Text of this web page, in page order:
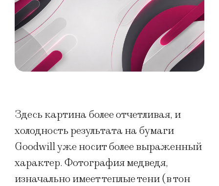
Здесь картина более отчетливая, и
холодность результата на бумаги
Goodwill уже носит более выраженный
характер. Фотография медведя,
изначально имеет теплые тени (в тон